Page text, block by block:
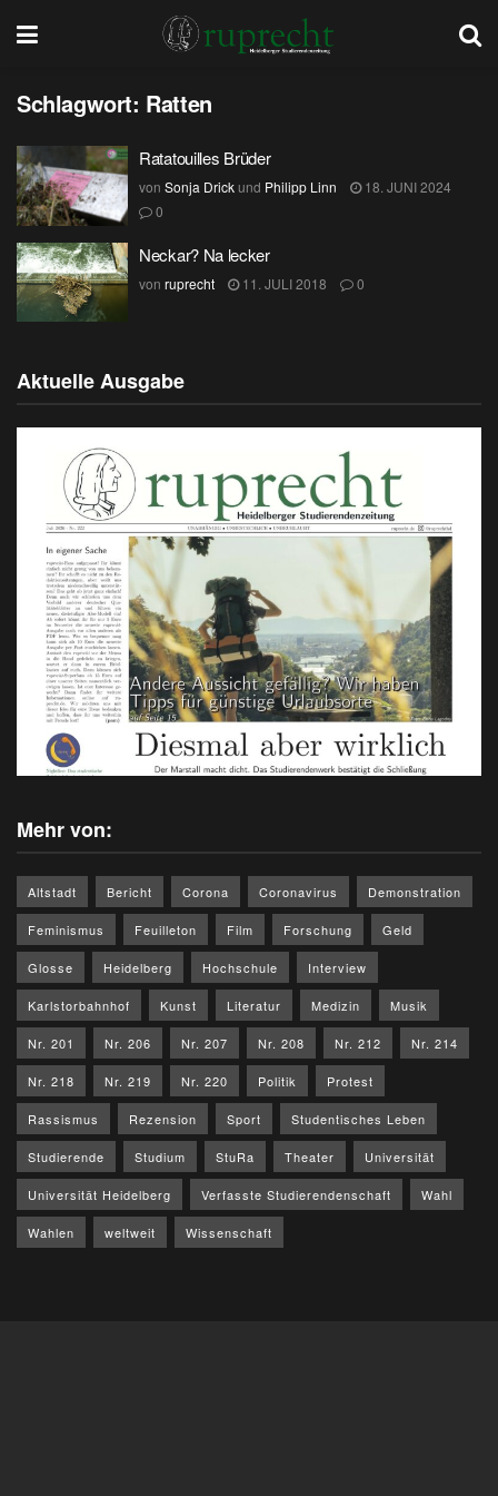
Schlagwort: Ratten
Ratatouilles Brüder
von Sonja Drickund Philipp Linn
18. JUNI 2024
0
Neckar? Na lecker
von ruprecht 11. JULI 2018 0
Aktuelle Ausgabe
Mehr von:
Altstadt Bericht Corona Coronavirus Demonstration
Feminismus Feuilleton Film Forschung Geld
Glosse Heidelberg Hochschule Interview
Karlstorbahnhof Kunst Literatur Medizin Musik
Nr. 201 Nr. 206 Nr. 207 Nr. 208 Nr. 212 Nr. 214
Nr. 218 Nr. 219 Nr. 220 Politik Protest
Rassismus Rezension Sport Studentisches Leben
Studierende Studium StuRa Theater Universität
Universität Heidelberg Verfasste Studierendenschaft Wahl
Wahlen weltweit Wissenschaft